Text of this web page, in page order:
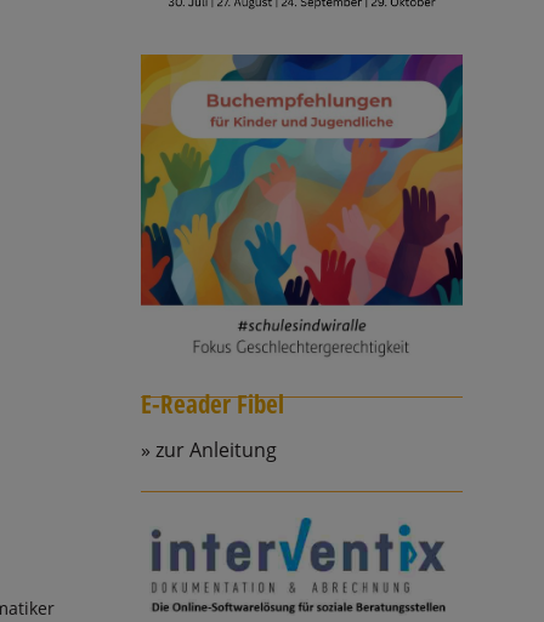
E-Reader Fibel
zur Anleitung